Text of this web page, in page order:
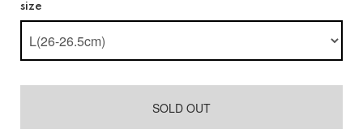
size
SOLD OUT